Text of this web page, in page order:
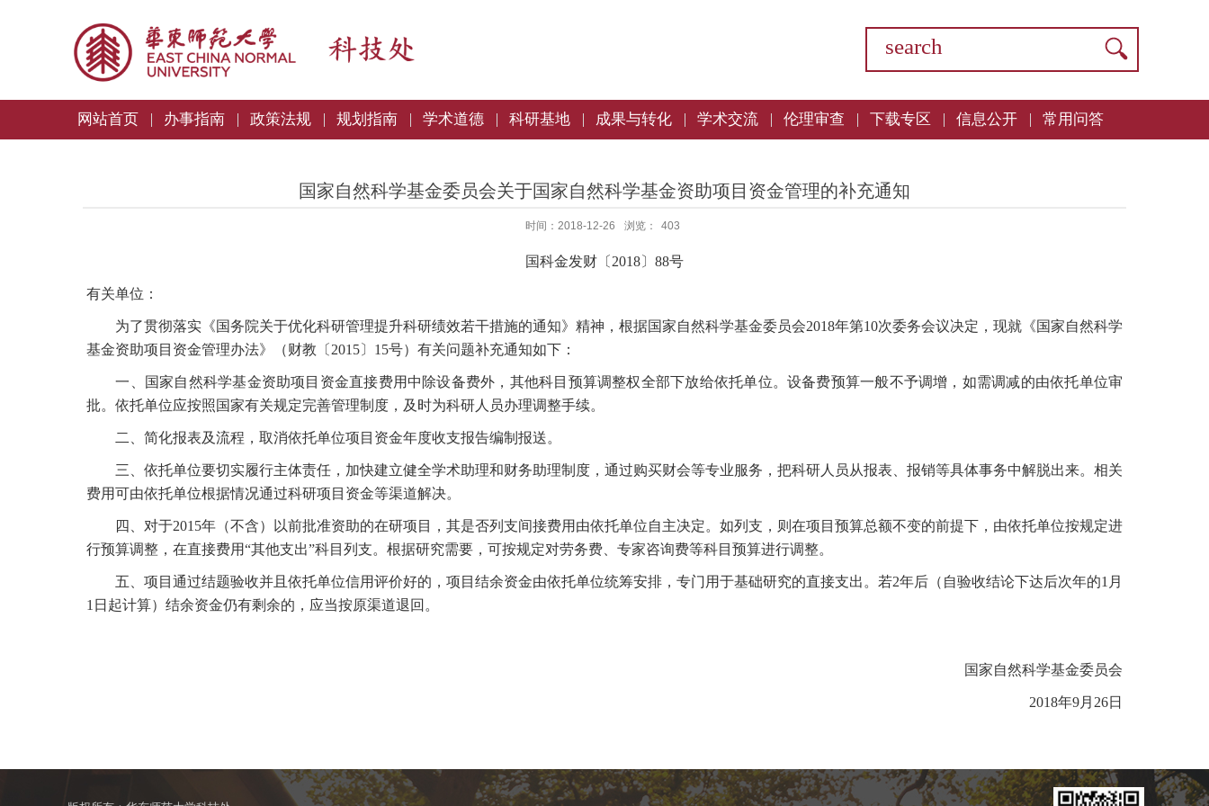
网站首页 办事指南 政策法规 规划指南 学术道德 科研基地 成果与转化 学术交流 伦理审查 下载专区 信息公开 常用问答
国家自然科学基金委员会关于国家自然科学基金资助项目资金管理的补充通知
时间：2018-12-26 浏览： 403
国科金发财〔2018〕88号
有关单位：
为了贯彻落实《国务院关于优化科研管理提升科研绩效若干措施的通知》精神，根据国家自然科学基金委员会2018年第10次委务会议决定，现就《国家自然科学
基金资助项目资金管理办法》（财教〔2015〕15号）有关问题补充通知如下：
一、国家自然科学基金资助项目资金直接费用中除设备费外，其他科目预算调整权全部下放给依托单位。设备费预算一般不予调增，如需调减的由依托单位审
批。依托单位应按照国家有关规定完善管理制度，及时为科研人员办理调整手续。
二、简化报表及流程，取消依托单位项目资金年度收支报告编制报送。
三、依托单位要切实履行主体责任，加快建立健全学术助理和财务助理制度，通过购买财会等专业服务，把科研人员从报表、报销等具体事务中解脱出来。相关
费用可由依托单位根据情况通过科研项目资金等渠道解决。
四、对于2015年（不含）以前批准资助的在研项目，其是否列支间接费用由依托单位自主决定。如列支，则在项目预算总额不变的前提下，由依托单位按规定进
行预算调整，在直接费用“其他支出”科目列支。根据研究需要，可按规定对劳务费、专家咨询费等科目预算进行调整。
五、项目通过结题验收并且依托单位信用评价好的，项目结余资金由依托单位统筹安排，专门用于基础研究的直接支出。若2年后（自验收结论下达后次年的1月
1日起计算）结余资金仍有剩余的，应当按原渠道退回。
国家自然科学基金委员会
2018年9月26日